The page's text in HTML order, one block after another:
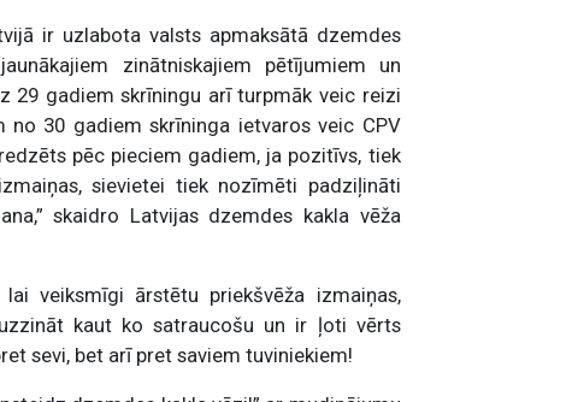
ir uzlabota valsts apmaksātā dzemdes
zinātniskajiem pētījumiem un
29 gadiem skrīningu arī turpmāk veic reizi
30 gadiem skrīninga ietvaros veic CPV
pēc pieciem gadiem, ja pozitīvs, tiek
sievietei tiek nozīmēti padziļināti
skaidro Latvijas dzemdes kakla vēža
veiksmīgi ārstētu priekšvēža izmaiņas,
kaut ko satraucošu un ir ļoti vērts
sevi, bet arī pret saviem tuviniekiem!